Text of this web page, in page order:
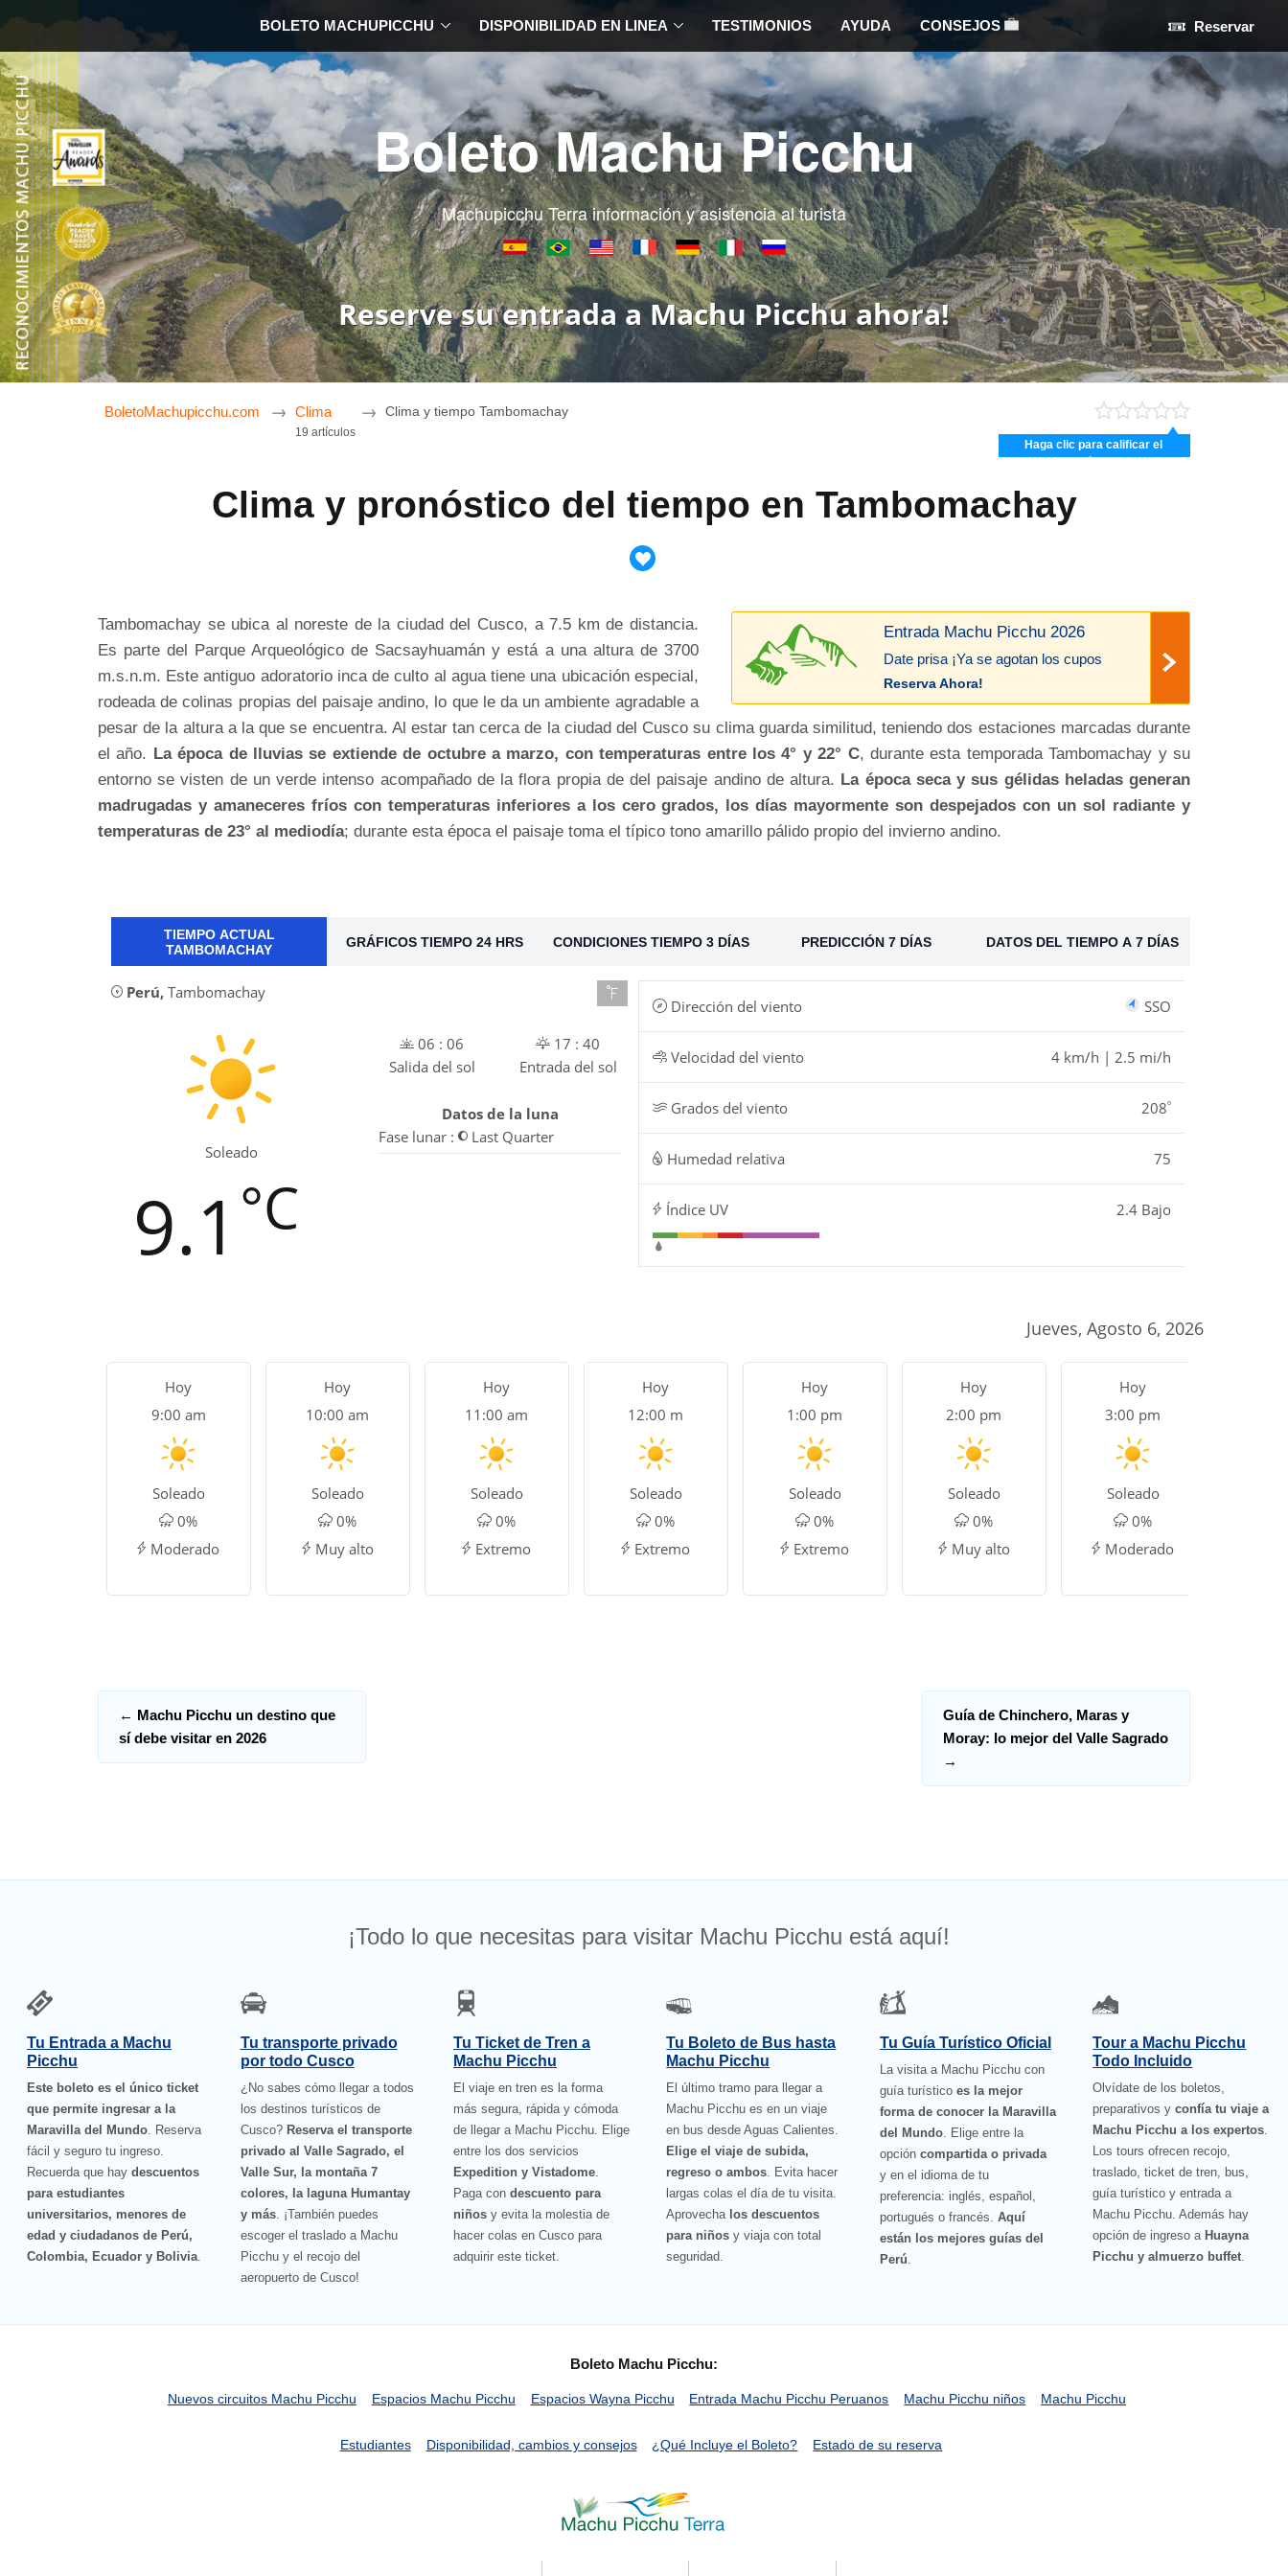
BOLETO MACHUPICCHU DISPONIBILIDAD EN LINEA TESTIMONIOS AYUDA CONSEJOS Reservar
Boleto Machu Picchu
Machupicchu Terra información y asistencia al turista
Reserve su entrada a Machu Picchu ahora!
BoletoMachupicchu.com Clima
19 artículos
Clima y tiempo Tambomachay
Haga clic para calificar el
Clima y pronóstico del tiempo en Tambomachay
Entrada Machu Picchu 2026
Date prisa ¡Ya se agotan los cupos
Reserva Ahora!
Tambomachay se ubica al noreste de la ciudad del Cusco, a 7.5 km de distancia.
Es parte del Parque Arqueológico de Sacsayhuamán y está a una altura de 3700
m.s.n.m. Este antiguo adoratorio inca de culto al agua tiene una ubicación especial,
rodeada de colinas propias del paisaje andino, lo que le da un ambiente agradable a
pesar de la altura a la que se encuentra. Al estar tan cerca de la ciudad del Cusco su clima guarda similitud, teniendo dos estaciones marcadas durante
el año. La época de lluvias se extiende de octubre a marzo, con temperaturas entre los 4° y 22° C, durante esta temporada Tambomachay y su
entorno se visten de un verde intenso acompañado de la flora propia de del paisaje andino de altura. La época seca y sus gélidas heladas generan
madrugadas y amaneceres fríos con temperaturas inferiores a los cero grados, los días mayormente son despejados con un sol radiante y
temperaturas de 23° al mediodía; durante esta época el paisaje toma el típico tono amarillo pálido propio del invierno andino.
TIEMPO ACTUAL
TAMBOMACHAY
GRÁFICOS TIEMPO 24 HRS CONDICIONES TIEMPO 3 DÍAS PREDICCIÓN 7 DÍAS DATOS DEL TIEMPO A 7 DÍAS
Perú,Tambomachay
Soleado
9.1 °C
06 : 06
Salida del sol
17 : 40
Entrada del sol
Datos de la luna
Fase lunar :
Last Quarter
Dirección del viento SSO
Velocidad del viento 4 km/h | 2.5 mi/h
Grados del viento 208º
Humedad relativa 75
Índice UV 2.4 Bajo
Jueves, Agosto 6, 2026
Hoy
9:00 am
Soleado
0%
Moderado
Hoy
10:00 am
Soleado
0%
Muy alto
Hoy
11:00 am
Soleado
0%
Extremo
Hoy
12:00 m
Soleado
0%
Extremo
Hoy
1:00 pm
Soleado
0%
Extremo
Hoy
2:00 pm
Soleado
0%
Muy alto
Hoy
3:00 pm
Soleado
0%
Moderado
← Machu Picchu un destino que
sí debe visitar en 2026
Guía de Chinchero, Maras y
Moray: lo mejor del Valle Sagrado
→
¡Todo lo que necesitas para visitar Machu Picchu está aquí!
Tu Entrada a Machu
Picchu
Este boleto es el único ticket
que permite ingresar a la
Maravilla del Mundo. Reserva
fácil y seguro tu ingreso.
Recuerda que haydescuentos
para estudiantes
universitarios, menores de
edad y ciudadanos de Perú,
Colombia, Ecuador y Bolivia.
Tu transporte privado
por todo Cusco
¿No sabes cómo llegar a todos
los destinos turísticos de
Cusco? Reserva el transporte
privado al Valle Sagrado, el
Valle Sur, la montaña 7
colores, la laguna Humantay
y más. ¡También puedes
escoger el traslado a Machu
Picchu y el recojo del
aeropuerto de Cusco!
Tu Ticket de Tren a
Machu Picchu
El viaje en tren es la forma
más segura, rápida y cómoda
de llegar a Machu Picchu. Elige
entre los dos servicios
Expedition y Vistadome.
Paga con descuento para
niños y evita la molestia de
hacer colas en Cusco para
adquirir este ticket.
Tu Boleto de Bus hasta
Machu Picchu
El último tramo para llegar a
Machu Picchu es en un viaje
en bus desde Aguas Calientes.
Elige el viaje de subida,
regreso o ambos. Evita hacer
largas colas el día de tu visita.
Aprovecha los descuentos
para niños y viaja con total
seguridad.
Tu Guía Turístico Oficial
La visita a Machu Picchu con
guía turísticoes la mejor
forma de conocer la Maravilla
del Mundo. Elige entre la
opción compartida o privada
y en el idioma de tu
preferencia: inglés, español,
portugués o francés. Aquí
están los mejores guías del
Perú.
Tour a Machu Picchu
Todo Incluido
Olvídate de los boletos,
preparativos yconfía tu viaje a
Machu Picchu a los expertos.
Los tours ofrecen recojo,
traslado, ticket de tren, bus,
guía turístico y entrada a
Machu Picchu. Además hay
opción de ingreso a Huayna
Picchu y almuerzo buffet.
Boleto Machu Picchu:
Nuevos circuitos Machu Picchu Espacios Machu Picchu Espacios Wayna Picchu Entrada Machu Picchu Peruanos Machu Picchu niños Machu Picchu
Estudiantes Disponibilidad, cambios y consejos ¿Qué Incluye el Boleto? Estado de su reserva